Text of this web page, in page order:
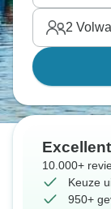
2
Excellent
10.000+
Keuze
950+